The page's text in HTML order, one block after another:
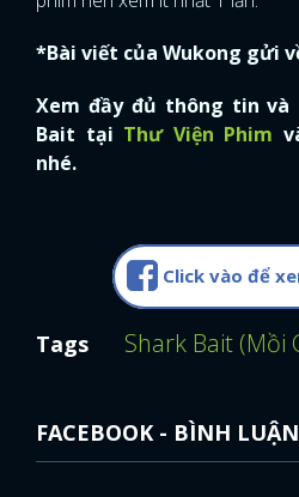
FACEBOOK
*Bài viết của Wukong gửi
Xem đầy đủ thông tin và
Bait tại Thư Viện Phim
nhé.
Click vào để
Tags Shark Bait (Mồi
FACEBOOK - BÌNH LUẬN